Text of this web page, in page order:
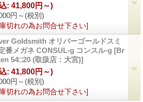
円～ (税別)
: 41,800円～)
切れの為お問合せ下さい]
Goldsmith オリバーゴールドスミ
番メガネ CONSUL-g コンスル-g [Br
54□20 (取扱店：大宮)]
円～ (税別)
: 41,800円～)
切れの為お問合せ下さい]